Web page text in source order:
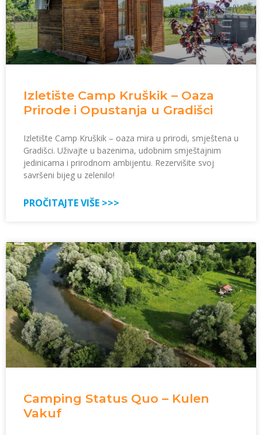
Izletište Camp Kruškik – Oaza
Prirode i Opustanja u Gradišci
Izletište Camp Kruškik – oaza mira u prirodi, smještena u
Gradišci. Uživajte u bazenima, udobnim smještajnim
jedinicama i prirodnom ambijentu. Rezervišite svoj
savršeni bijeg u zelenilo!
PROČITAJTE VIŠE >>>
Camping Status Quo – Kulen
Vakuf